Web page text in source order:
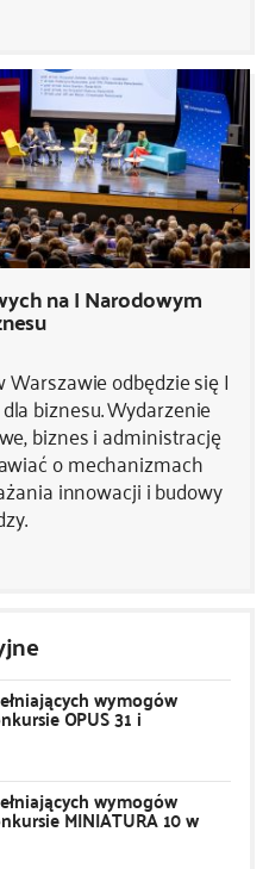
na I Narodowym
Warszawie odbędzie się I
biznesu. Wydarzenie
biznes i administrację
o mechanizmach
innowacji i budowy
wymogów
OPUS 31 i
wymogów
MINIATURA 10 w